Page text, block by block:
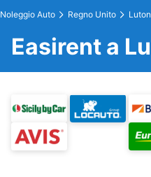
Noleggio Auto Regno Unito Luton
Easirent a